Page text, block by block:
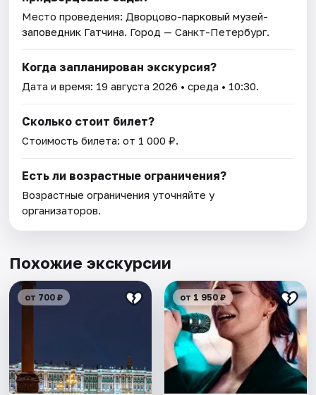
Место проведения: Дворцово-парковый музей-
заповедник Гатчина. Город — Санкт-Петербург.
Когда запланирован экскурсия?
Дата и время: 19 августа 2026 • среда • 10:30.
Сколько стоит билет?
Стоимость билета: от 1 000 ₽.
Есть ли возрастные ограничения?
Возрастные ограничения уточняйте у
организаторов.
Похожие экскурсии
от 700 ₽ от 1 950 ₽